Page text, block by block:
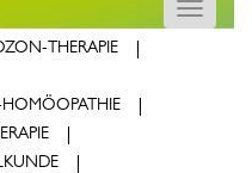
Toggle
THERAPIE